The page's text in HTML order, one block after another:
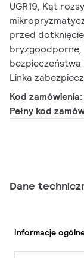
UGR19, Kąt
przed
bryzgoodporne,
bezpieczeństwa
Linka
Kod zamówienia:
Pełny kod
Dane
Informacje